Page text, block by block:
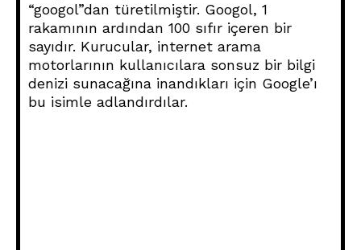
“googol”dan türetilmiştir. Googol, 1
rakamının ardından 100 sıfır içeren bir
sayıdır. Kurucular, internet arama
motorlarının kullanıcılara sonsuz bir bilgi
denizi sunacağına inandıkları için Google’ı
bu isimle adlandırdılar.